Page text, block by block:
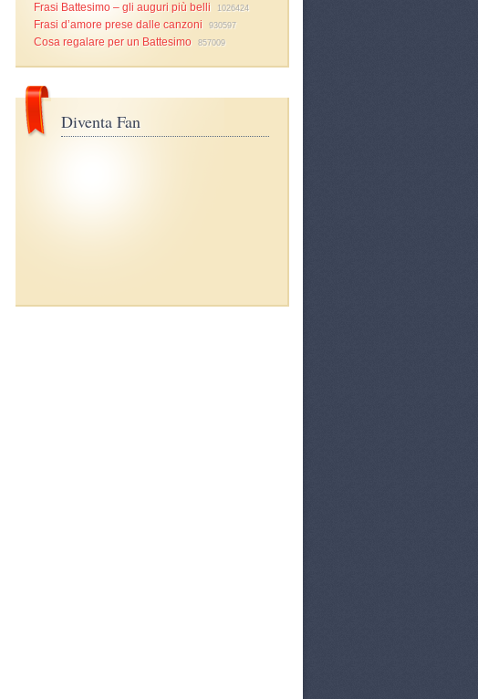
Frasi Battesimo – gli auguri più belli 1026424
Frasi d’amore prese dalle canzoni 930597
Cosa regalare per un Battesimo 857009
Diventa Fan